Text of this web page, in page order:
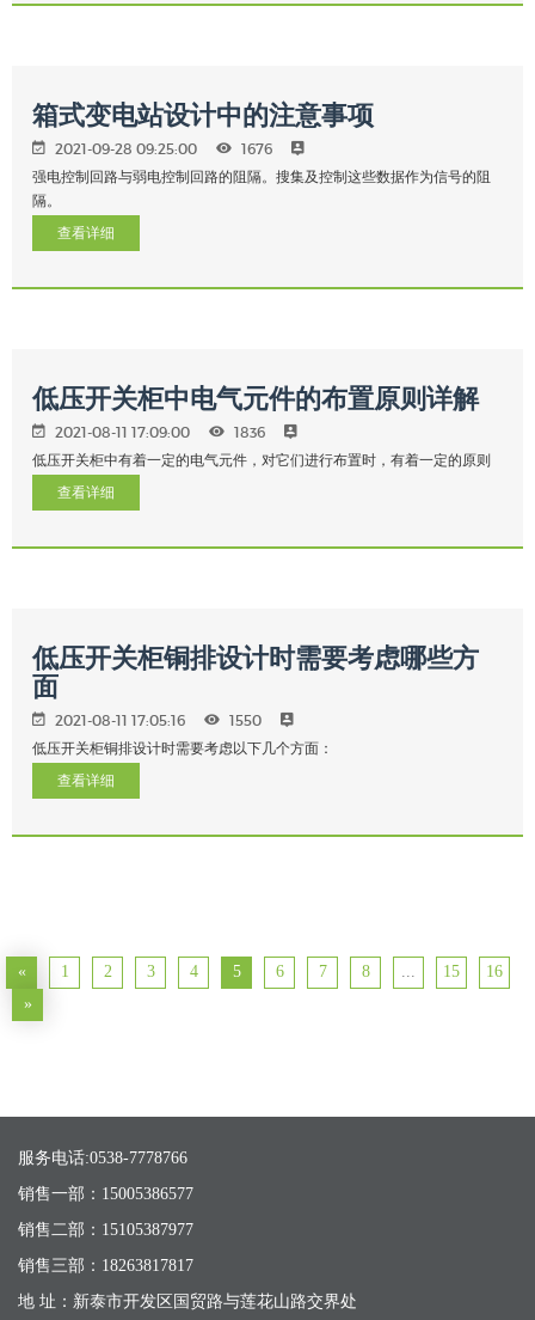
箱式变电站设计中的注意事项
2021-09-28 09:25:00 1676
强电控制回路与弱电控制回路的阻隔。搜集及控制这些数据作为信号的阻
隔。
查看详细
低压开关柜中电气元件的布置原则详解
2021-08-11 17:09:00 1836
低压开关柜中有着一定的电气元件，对它们进行布置时，有着一定的原则
查看详细
低压开关柜铜排设计时需要考虑哪些方
面
2021-08-11 17:05:16 1550
低压开关柜铜排设计时需要考虑以下几个方面：
查看详细
« 1 2 3 4 5 6 7 8 15
16
»
服务电话:0538-7778766
销售一部：15005386577
销售二部：15105387977
销售三部：18263817817
地 址：新泰市开发区国贸路与莲花山路交界处